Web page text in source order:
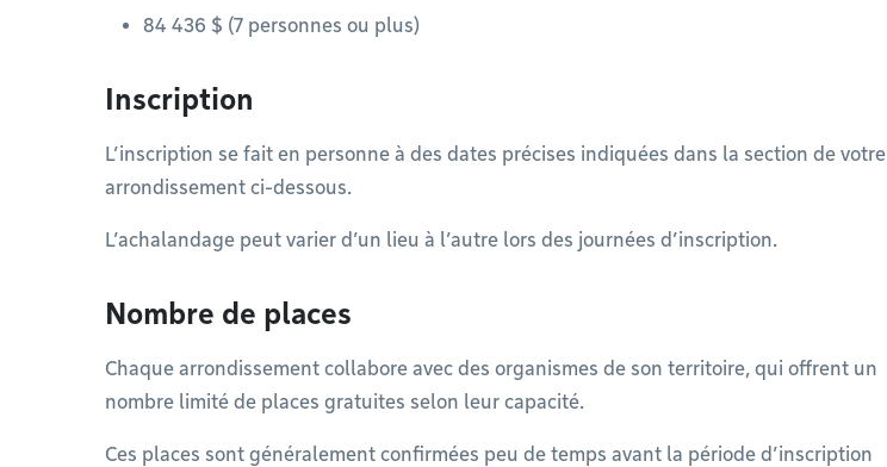
84 436 $ (7 personnes ou plus)
Inscription
L’inscription se fait en personne à des dates précises indiquées dans la section de votre
arrondissement ci-dessous.
L’achalandage peut varier d’un lieu à l’autre lors des journées d’inscription.
Nombre de places
Chaque arrondissement collabore avec des organismes de son territoire, qui offrent un
nombre limité de places gratuites selon leur capacité.
Ces places sont généralement confirmées peu de temps avant la période d’inscription